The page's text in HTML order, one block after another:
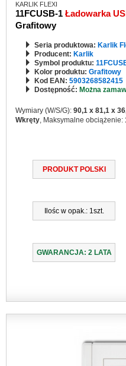
KARLIK FLEXI
11FCUSB-1 Ładowarka
Grafitowy
Seria produktowa: Karlik
Producent: Karlik
Symbol produktu:
Kolor produktu: Grafitowy
Kod EAN: 5903268582415
Dostępność: Można
Wymiary (W/S/G): 90,1 x 81,1 x
Wkręty, Maksymalne obciążenie:
PRODUKT POLSKI
Ilośc w opak.: 1szt.
GWARANCJA: 2 LATA